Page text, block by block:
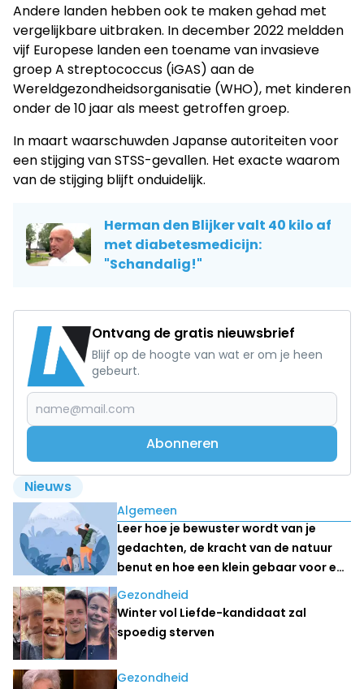
Andere landen hebben ook te maken gehad met
vergelijkbare uitbraken. In december 2022 meldden
vijf Europese landen een toename van invasieve
groep A streptococcus (iGAS) aan de
Wereldgezondheidsorganisatie (WHO), met kinderen
onder de 10 jaar als meest getroffen groep.
In maart waarschuwden Japanse autoriteiten voor
een stijging van STSS-gevallen. Het exacte waarom
van de stijging blijft onduidelijk.
Herman den Blijker valt 40 kilo af
met diabetesmedicijn:
"Schandalig!"
Ontvang de gratis nieuwsbrief
Blijf op de hoogte van wat er om je heen
gebeurt.
Abonneren
Nieuws
Lees ook
Algemeen
Leer hoe je bewuster wordt van je
gedachten, de kracht van de natuur
benut en hoe een klein gebaar voor een
ander ook jouw dag positief kan
veranderen
Gezondheid
Winter vol Liefde-kandidaat zal
spoedig sterven
Gezondheid